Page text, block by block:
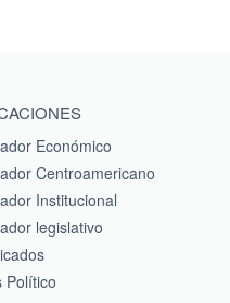
Económico
Centroamericano
Institucional
legislativo
Político